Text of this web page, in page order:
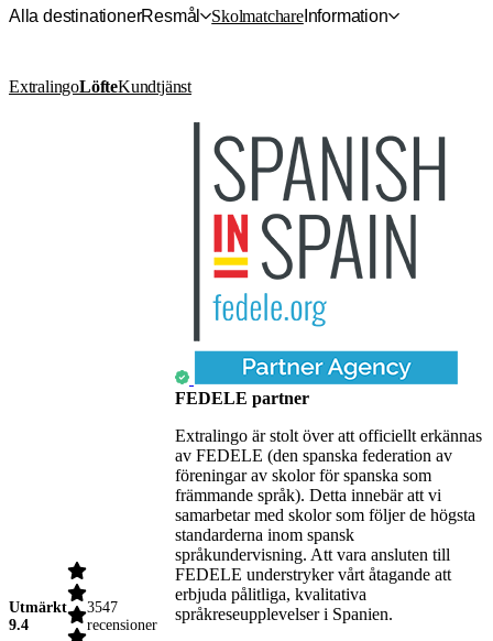
Alla destinationerResmål SkolmatchareInformation
ExtralingoLöfteKundtjänst
Utmärkt
9.4
3547
recensioner
FEDELE partner
Extralingo är stolt över att officiellt erkännas
av FEDELE (den spanska federation av
föreningar av skolor för spanska som
främmande språk). Detta innebär att vi
samarbetar med skolor som följer de högsta
standarderna inom spansk
språkundervisning. Att vara ansluten till
FEDELE understryker vårt åtagande att
erbjuda pålitliga, kvalitativa
språkreseupplevelser i Spanien.